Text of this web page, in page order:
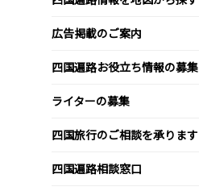
広告掲載のご案内
四国遍路お役立ち情報の募集
ライターの募集
四国旅行のご相談を承ります
四国遍路相談窓口